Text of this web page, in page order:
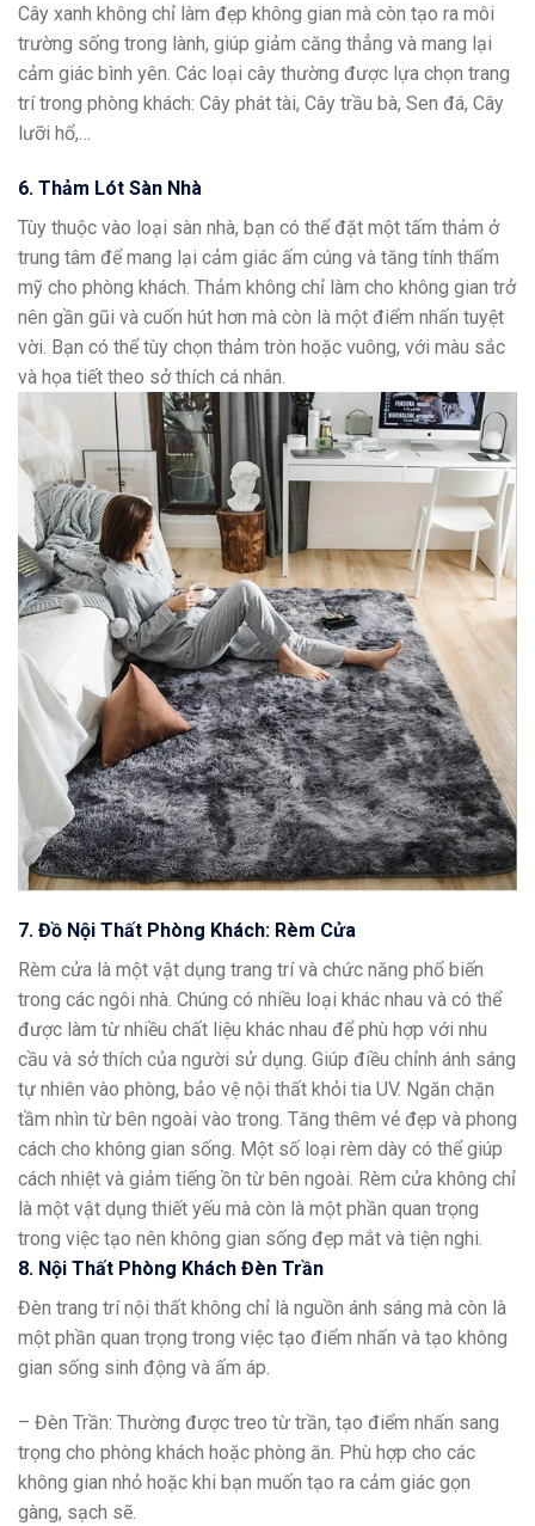
Cây xanh không chỉ làm đẹp không gian mà còn tạo ra môi
trường sống trong lành, giúp giảm căng thẳng và mang lại
cảm giác bình yên. Các loại cây thường được lựa chọn trang
trí trong phòng khách: Cây phát tài, Cây trầu bà, Sen đá, Cây
lưỡi hổ,…
6. Thảm Lót Sàn Nhà
Tùy thuộc vào loại sàn nhà, bạn có thể đặt một tấm thảm ở
trung tâm để mang lại cảm giác ấm cúng và tăng tính thẩm
mỹ cho phòng khách. Thảm không chỉ làm cho không gian trở
nên gần gũi và cuốn hút hơn mà còn là một điểm nhấn tuyệt
vời. Bạn có thể tùy chọn thảm tròn hoặc vuông, với màu sắc
và họa tiết theo sở thích cá nhân.
7. Đồ Nội Thất Phòng Khách: Rèm Cửa
Rèm cửa là một vật dụng trang trí và chức năng phổ biến
trong các ngôi nhà. Chúng có nhiều loại khác nhau và có thể
được làm từ nhiều chất liệu khác nhau để phù hợp với nhu
cầu và sở thích của người sử dụng. Giúp điều chỉnh ánh sáng
tự nhiên vào phòng, bảo vệ nội thất khỏi tia UV. Ngăn chặn
tầm nhìn từ bên ngoài vào trong. Tăng thêm vẻ đẹp và phong
cách cho không gian sống. Một số loại rèm dày có thể giúp
cách nhiệt và giảm tiếng ồn từ bên ngoài. Rèm cửa không chỉ
là một vật dụng thiết yếu mà còn là một phần quan trọng
trong việc tạo nên không gian sống đẹp mắt và tiện nghi.
8. Nội Thất Phòng Khách Đèn Trần
Đèn trang trí nội thất không chỉ là nguồn ánh sáng mà còn là
một phần quan trọng trong việc tạo điểm nhấn và tạo không
gian sống sinh động và ấm áp.
– Đèn Trần: Thường được treo từ trần, tạo điểm nhấn sang
trọng cho phòng khách hoặc phòng ăn. Phù hợp cho các
không gian nhỏ hoặc khi bạn muốn tạo ra cảm giác gọn
gàng, sạch sẽ.